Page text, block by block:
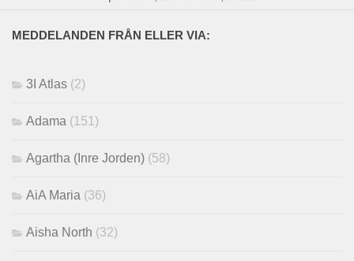
MEDDELANDEN FRÅN ELLER VIA:
3I Atlas (2)
Adama (151)
Agartha (Inre Jorden) (58)
AiA Maria (36)
Aisha North (32)